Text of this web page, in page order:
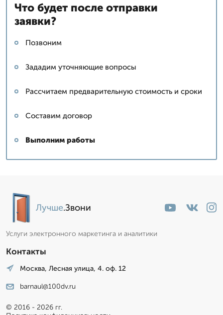
Что будет после отправки
заявки?
Позвоним
Зададим уточняющие вопросы
Рассчитаем предварительную стоимость и сроки
Составим договор
Выполним работы
Лучше.Звони
Услуги электронного маркетинга и аналитики
Контакты
Москва, Лесная улица, 4. оф. 12
barnaul@100dv.ru
© 2016 - 2026 гг.